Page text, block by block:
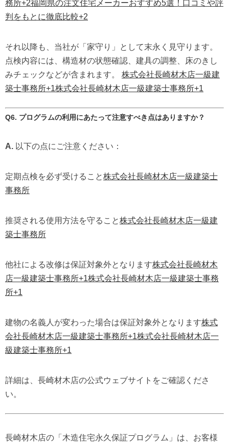
務所+2福岡県の注文住宅メーカーおすすめ5選！口コミや評
判をもとに徹底比較+2
それ以降も、当社が「家守り」として末永く見守ります。
点検内容には、構造材の状態確認、建具の調整、床のきし
みチェックなどが含まれます。
株式会社長崎材木店一級建
築士事務所+1株式会社長崎材木店一級建築士事務所+1
Q6. プログラムの利用にあたって注意すべき点はありますか？
A. 以下の点にご注意ください：
定期点検を必ず受けること株式会社長崎材木店一級建築士
事務所
推奨される使用方法を守ること株式会社長崎材木店一級建
築士事務所
他社による改修は保証対象外となります株式会社長崎材木
店一級建築士事務所+1株式会社長崎材木店一級建築士事務
所+1
建物の名義人が変わった場合は保証対象外となります株式
会社長崎材木店一級建築士事務所+1株式会社長崎材木店一
級建築士事務所+1
詳細は、長崎材木店の公式ウェブサイトをご確認くださ
い。
長崎材木店の「木造住宅永久保証プログラム」は、お客様